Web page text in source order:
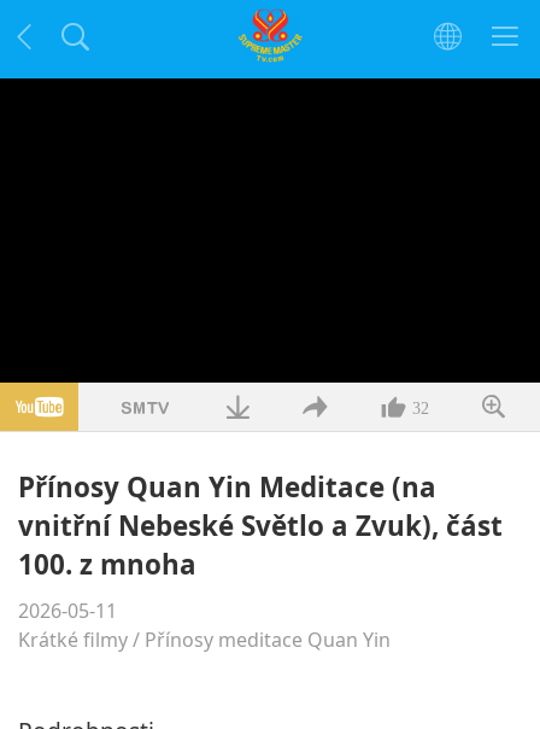
32
Přínosy Quan Yin Meditace (na
vnitřní Nebeské Světlo a Zvuk), část
100. z mnoha
2026-05-11
Krátké filmy/ Přínosy meditace Quan Yin